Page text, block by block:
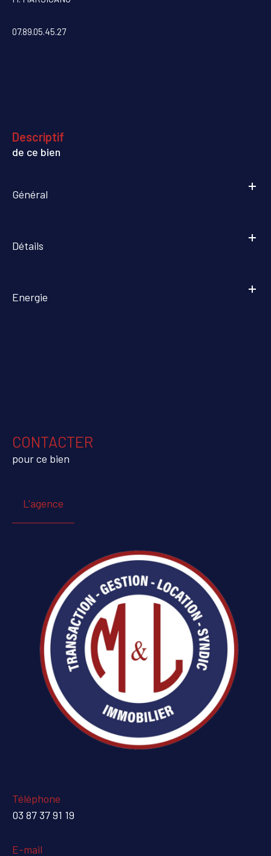
07.89.05.45.27
descriptif
de ce bien
Général
Détails
Energie
CONTACTER
pour ce bien
L'agence
Téléphone
03 87 37 91 19
E-mail